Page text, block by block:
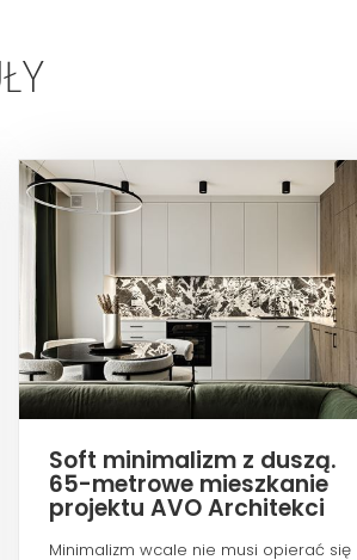
Soft minimalizm z duszą.
65-metrowe mieszkanie
projektu AVO Architekci
Minimalizm wcale nie musi opierać się